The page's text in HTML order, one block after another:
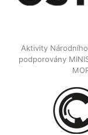
Aktivity
podporovány